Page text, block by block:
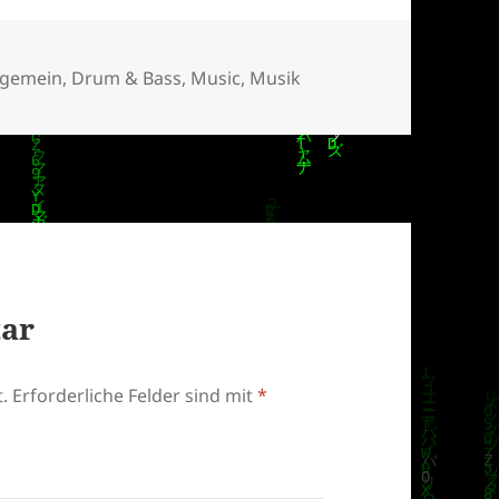
, Drum & Bass, Music, Musik
Erforderliche Felder sind mit*